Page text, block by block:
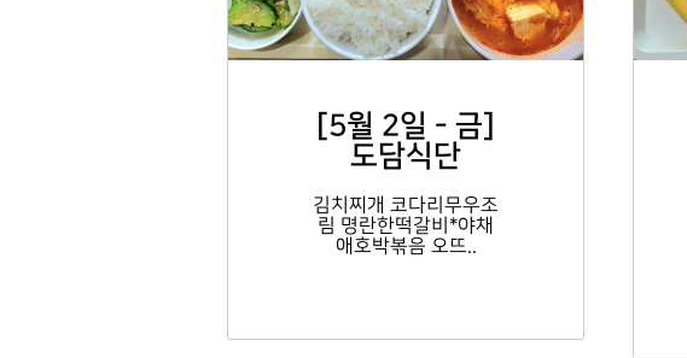
[5월 2일 - 금]
도담식단
김치찌개 코다리무우조
림 명란한떡갈비*야채
애호박볶음 오뜨..